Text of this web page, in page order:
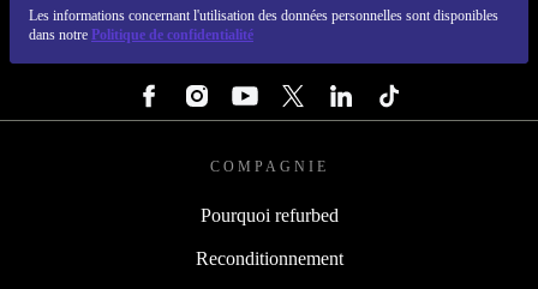
Les informations concernant l'utilisation des données personnelles sont disponibles
dans notre Politique de confidentialité
COMPAGNIE
Pourquoi refurbed
Reconditionnement